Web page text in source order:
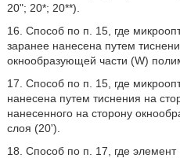
20ʺ; 20*; 20**).
16. Способ по п. 15, где
заранее нанесена путем
окнообразующей части (W)
17. Способ по п. 15, где
нанесена путем тиснения на
нанесенного на сторону
слоя (20').
18. Способ по п. 17, где